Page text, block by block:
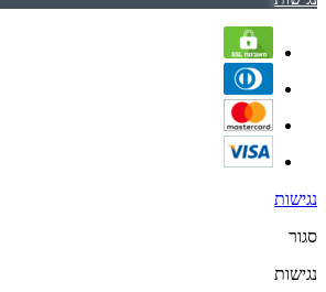
נגישות
סגור
נגישות